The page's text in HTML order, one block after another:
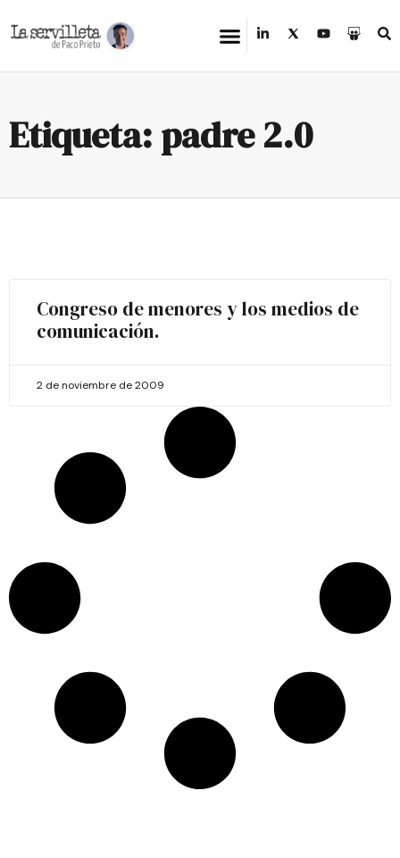
Etiqueta: padre 2.0
Congreso de menores y los medios de
comunicación.
2 de noviembre de 2009